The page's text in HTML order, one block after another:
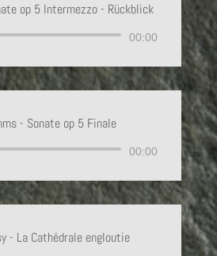
op 5 Intermezzo - Rückblick
Lecteur
00:00
- Sonate op 5 Finale
Lecteur
00:00
- La Cathédrale engloutie